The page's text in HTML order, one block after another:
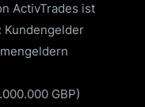
ActivTrades ist
Kundengelder
GBP)